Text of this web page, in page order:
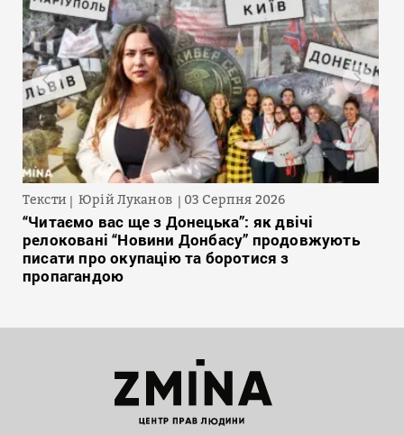
Тексти Юрій Луканов 03 Серпня 2026
“Читаємо вас ще з Донецька”: як двічі
релоковані “Новини Донбасу” продовжують
писати про окупацію та боротися з
пропагандою